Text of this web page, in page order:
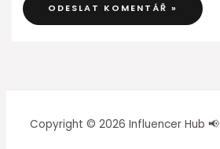
Copyright © 2026 Influencer Hub 📢